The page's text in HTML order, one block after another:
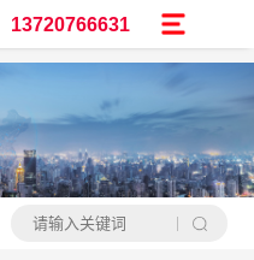
13720766631
不锈钢反应釜